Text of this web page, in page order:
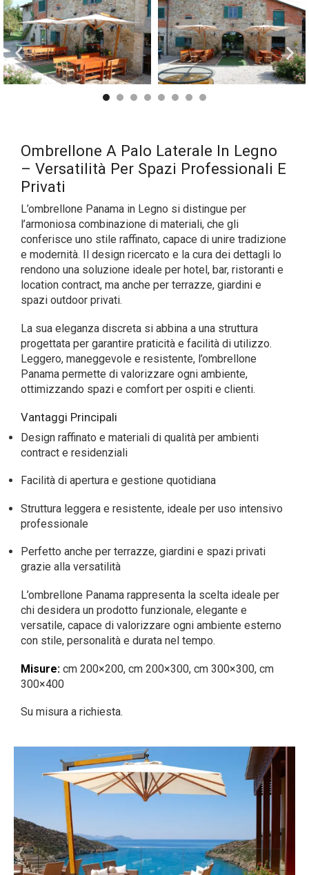
Ombrellone A Palo Laterale In Legno
– Versatilità Per Spazi Professionali E
Privati
L’ombrellone Panama in Legno si distingue per
l’armoniosa combinazione di materiali, che gli
conferisce uno stile raffinato, capace di unire tradizione
e modernità. Il design ricercato e la cura dei dettagli lo
rendono una soluzione ideale per hotel, bar, ristoranti e
location contract, ma anche per terrazze, giardini e
spazi outdoor privati.
La sua eleganza discreta si abbina a una struttura
progettata per garantire praticità e facilità di utilizzo.
Leggero, maneggevole e resistente, l’ombrellone
Panama permette di valorizzare ogni ambiente,
ottimizzando spazi e comfort per ospiti e clienti.
Vantaggi Principali
Design raffinato e materiali di qualità per ambienti
contract e residenziali
Facilità di apertura e gestione quotidiana
Struttura leggera e resistente, ideale per uso intensivo
professionale
Perfetto anche per terrazze, giardini e spazi privati
grazie alla versatilità
L’ombrellone Panama rappresenta la scelta ideale per
chi desidera un prodotto funzionale, elegante e
versatile, capace di valorizzare ogni ambiente esterno
con stile, personalità e durata nel tempo.
Misure: cm 200×200, cm 200×300, cm 300×300, cm
300×400
Su misura a richiesta.